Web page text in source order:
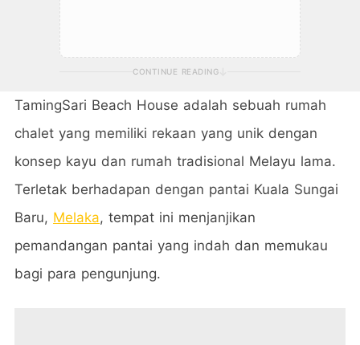
CONTINUE READING
TamingSari Beach House adalah sebuah rumah
chalet yang memiliki rekaan yang unik dengan
konsep kayu dan rumah tradisional Melayu lama.
Terletak berhadapan dengan pantai Kuala Sungai
Baru, Melaka, tempat ini menjanjikan
pemandangan pantai yang indah dan memukau
bagi para pengunjung.